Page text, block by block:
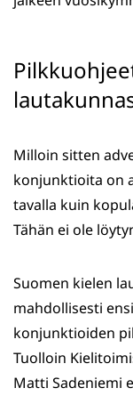
Milloin sitten
konjunktioita on
tavalla kuin
Tähän ei ole
Suomen kielen
mahdollisesti
konjunktioiden
Tuolloin
Matti Sadeniemi